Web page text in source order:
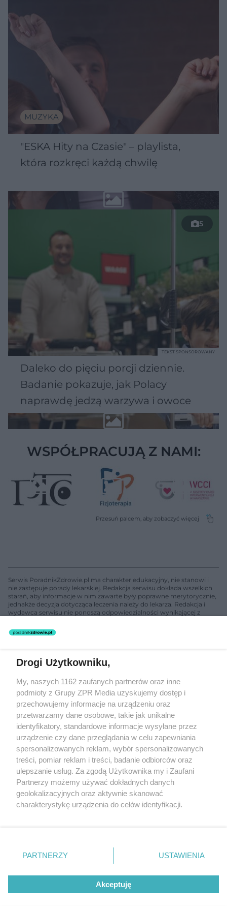
MUZYKA
"ESKA Hity na Czasie" – playlista,
która rozkręci każdą chwilę
5
Daleko do pięciu porcji dziennie.
Badanie pokazuje, jak Polacy
naprawdę jedzą warzywa i owoce
TEKST SPONSOROWANY
WSPÓŁPRACUJĄ Z NAMI:
Serwis PoradnikZdrowie.pl ma charakter edukacyjny, nie stanowi i
nie zastępuje porady lekarskiej. Redakcja serwisu dokłada wszelkich
starań, aby informacje w nim zawarte były poprawne merytorycznie,
jednakże decyzja dotycząca leczenia należy do lekarza. Redakcja i
wydawca serwisu nie ponoszą odpowiedzialności wynikającej z
nie prowadzi działalności leczniczej polegającej na udzielaniu
świadczeń zdrowotnych w rozumieniu art. 3 ust 1 ustawy o
Żaden utwór zamieszczony w serwisie nie może być powielany i
rozpowszechniany lub dalej rozpowszechniany w jakikolwiek sposób
(w tym także elektroniczny lub mechaniczny) na jakimkolwiek polu
eksploatacji w jakiejkolwiek formie, włącznie z umieszczaniem w
Internecie bez pisemnej zgody właściciela praw. Jakiekolwiek użycie
lub wykorzystanie utworów w całości lub w części z naruszeniem
prawa, tzn. bez właściwej zgody, jest zabronione pod groźbą kary i
może być ścigane prawnie.
O nas
Drogi Użytkowniku,
My, naszych 1162 zaufanych partnerów oraz inne
podmioty z Grupy ZPR Media uzyskujemy dostęp i
przechowujemy informacje na urządzeniu oraz
przetwarzamy dane osobowe, takie jak unikalne
identyfikatory, standardowe informacje wysyłane przez
urządzenie czy dane przeglądania w celu zapewniania
spersonalizowanych reklam, wybór spersonalizowanych
treści, pomiar reklam i treści, badanie odbiorców oraz
ulepszanie usług. Za zgodą Użytkownika my i Zaufani
Partnerzy możemy używać dokładnych danych
geolokalizacyjnych oraz aktywnie skanować
charakterystykę urządzenia do celów identyfikacji.
zmienić/wycofać klikając przycisk ustawień prywatności
znajdujący się w lewym dolnym rogu strony
rodzaje przetwarzania danych nie wymagają zgody
użytkownika, ale masz prawo sprzeciwić się takiemu
przetwarzaniu. Preferencje będą miały zastosowanie tylko
PARTNERZY USTAWIENIA
Akceptuję